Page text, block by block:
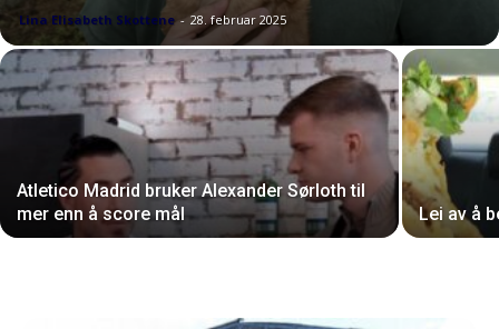
Lina Elisabeth Skottene - 28. februar 2025
Atletico Madrid bruker Alexander Sørloth til
mer enn å score mål
Lei av å